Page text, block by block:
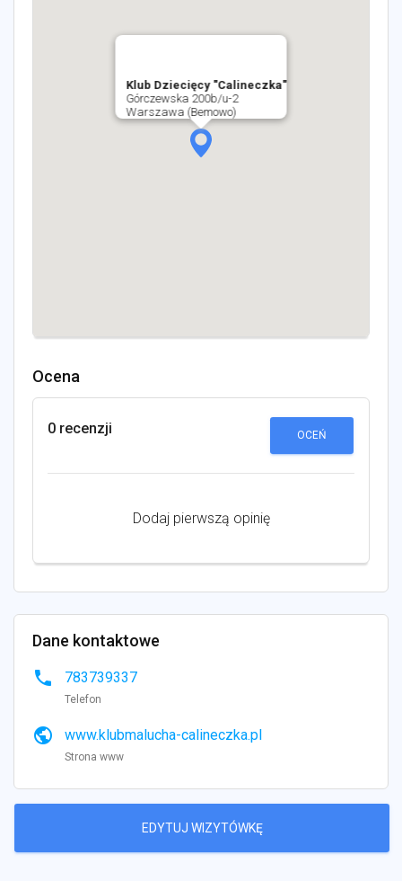
Klub Dziecięcy "Calineczka"
Górczewska 200b/u-2
Warszawa (Bemowo)
Ocena
0 recenzji OCEŃ
Dodaj pierwszą opinię
Dane kontaktowe
phone 783739337
Telefon
public www.klubmalucha-calineczka.pl
Strona www
EDYTUJ WIZYTÓWKĘ